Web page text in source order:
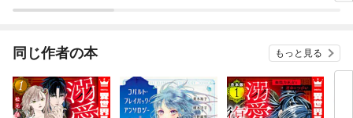
同じ作者の本 もっと見る